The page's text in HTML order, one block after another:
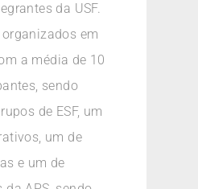
da USF.
em
a média de 10
sendo
de ESF, um
um de
e um de